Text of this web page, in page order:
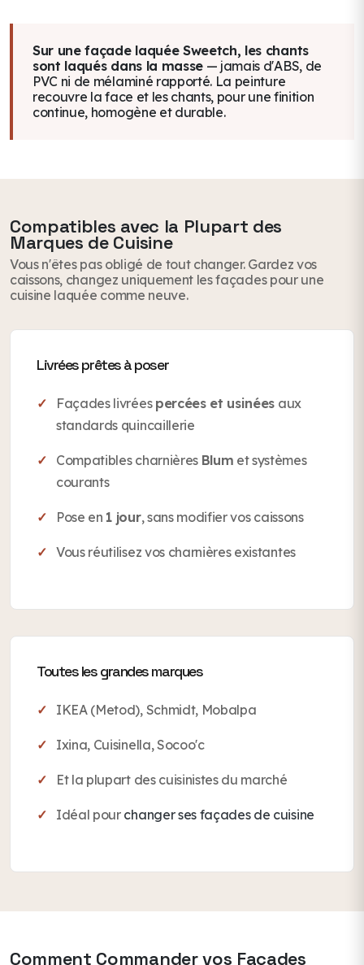
Sur une façade laquée Sweetch, les chants
sont laqués dans la masse — jamais d'ABS, de
PVC ni de mélaminé rapporté. La peinture
recouvre la face etles chants, pour une finition
continue, homogène et durable.
Compatibles avec la Plupart des
Marques de Cuisine
Vous n'êtes pas obligé de tout changer. Gardez vos
caissons, changez uniquement les façades pour une
cuisine laquée comme neuve.
Livrées prêtes à poser
Façades livrées percées et usinées aux
standards quincaillerie
Compatibles charnières Blum et systèmes
courants
Pose en 1 jour, sans modifier vos caissons
Vous réutilisez vos charnières existantes
Toutes les grandes marques
IKEA (Metod), Schmidt, Mobalpa
Ixina, Cuisinella, Socoo'c
Et la plupart des cuisinistes du marché
Idéal pour changer ses façades de cuisine
Comment Commander vos Façades